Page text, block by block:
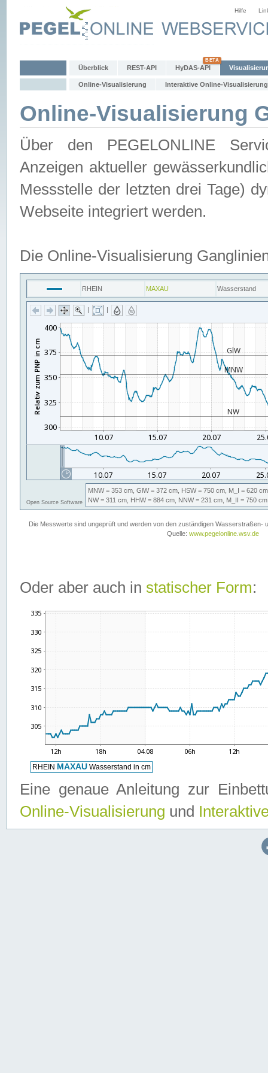
Hilfe
Überblick REST-API HyDAS-API
Online-Visualisierung Interaktive Online-Visualisierung
Online-Visualisierung
Über den PEGELONLINE
Anzeigen aktueller
Messstelle der letzten drei Tage)
Webseite integriert werden.
Die Online-Visualisierung
Oder aber auch in statischer Form:
Eine genaue Anleitung zur
Online-Visualisierung und